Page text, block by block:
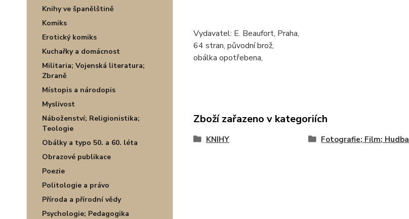
Knihy ve španělštině
Komiks
Erotický komiks
Kuchařky a domácnost
Militaria; Vojenská literatura;
Zbraně
Místopis a národopis
Myslivost
Náboženství; Religionistika;
Teologie
Obálky a typo 50. a 60. léta
Obrazové publikace
Poezie
Politologie a právo
Příroda a přírodní vědy
Psychologie; Pedagogika
Vydavatel: E. Beaufort, Praha,
64 stran, původní brož,
obálka opotřebena,
Zboží zařazeno v kategoriích
KNIHY Fotografie; Film; Hudba